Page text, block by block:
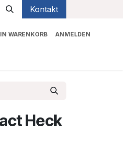
Kontakt
WARENKORB ANMELDEN
Heck